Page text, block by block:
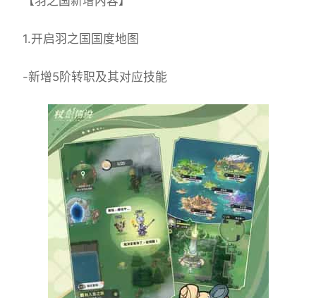
1.开启羽之国国度地图
-新增5阶转职及其对应技能